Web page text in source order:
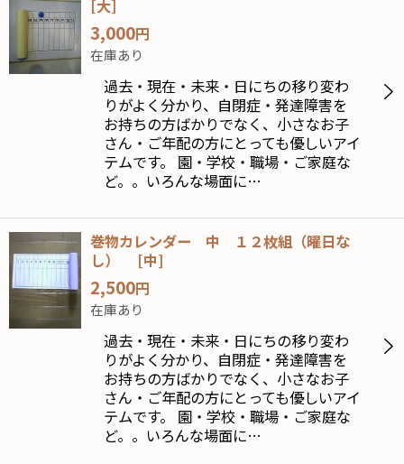
[大]
3,000円
在庫あり
過去・現在・未来・日にちの移り変わ
りがよく分かり、自閉症・発達障害を
お持ちの方ばかりでなく、小さなお子
さん・ご年配の方にとっても優しいアイ
テムです。 園・学校・職場・ご家庭な
ど。。いろんな場面に…
巻物カレンダー 中 １２枚組（曜日な
し）
[中]
2,500円
在庫あり
過去・現在・未来・日にちの移り変わ
りがよく分かり、自閉症・発達障害を
お持ちの方ばかりでなく、小さなお子
さん・ご年配の方にとっても優しいアイ
テムです。 園・学校・職場・ご家庭な
ど。。いろんな場面に…